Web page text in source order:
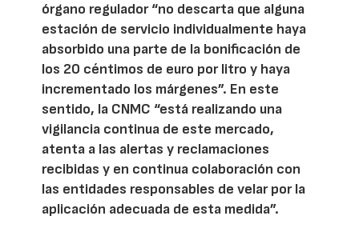
órgano regulador “no descarta que alguna
estación de servicio individualmente haya
absorbido una parte de la bonificación de
los 20 céntimos de euro por litro y haya
incrementado los márgenes”. En este
sentido, la CNMC “está realizando una
vigilancia continua de este mercado,
atenta a las alertas y reclamaciones
recibidas y en continua colaboración con
las entidades responsables de velar por la
aplicación adecuada de esta medida”.